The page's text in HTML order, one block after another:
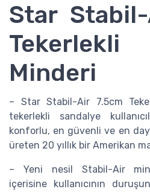
Star
Tekerlekli
Minderi
– Star Stabil-Air 7.5cm
tekerlekli sandalye
konforlu, en güvenli ve en
üreten 20 yıllık bir Amerikan
– Yeni nesil Stabil-Air
içerisine kullanıcının